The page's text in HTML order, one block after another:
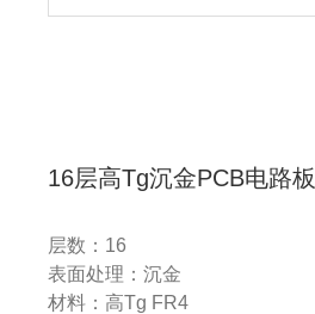
16层高Tg沉金PCB电路板
层数：16
表面处理：沉金
材料：高Tg FR4